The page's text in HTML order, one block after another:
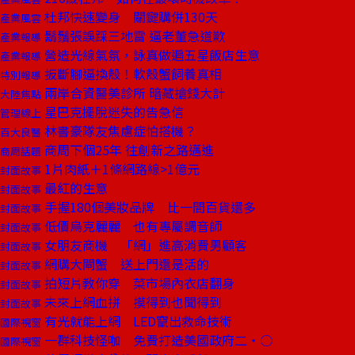
產業風雲 杜邦快速變身 關鍵購併130天
產業報導 鬍鬚張誤踩三地雷 逼老董急道歉
產業報導 營造光線氣氛，詠真做遍五星飯店生意
特別報導 扳斷腳逼換殼！軟殼蟹飼養真相
大陸焦點 兩岸合資醫美診所 暗藏搶錢大計
管理線上 星巴克擺脫迷失的告急信
百大良醫 林書豪隊友焦慮症怕搭機？
商周話題 商周下個25年 往創新之路邁進
封面故事 1片肉紙＋1條網路線>1億元
封面故事 最紅的生意
封面故事 手握180個美妝品牌 比一間百貨還多
封面故事 低價烏克麗麗 也有專屬調音師
封面故事 女朋友商機 「網」進高消費男顧客
封面故事 網購大閘蟹 送上門還是活的
封面故事 拍短片教你穿 菜市場內衣店翻身
封面故事 未來上網血拼 摸得到也聞得到
國際視窗 有光就能上網 LED竄出救命技術
國際視窗 一群科技怪咖 免費打造美國政府二‧○